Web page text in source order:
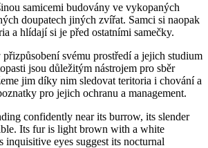
samicemi budovány ve vykopaných
doupatech jiných zvířat. Samci si naopak
a hlídají si je před ostatními samečky.
svému prostředí a jejich studium
jsou důležitým nástrojem pro sběr
jim díky nim sledovat teritoria i chování a
pro jejich ochranu a management.